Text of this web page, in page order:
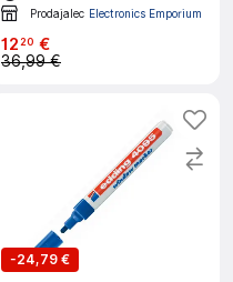
Prodajalec Electronics Emporium
12 20 €
36,99 €
-24,79 €